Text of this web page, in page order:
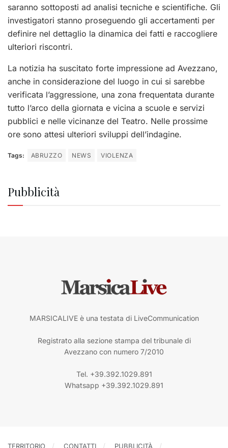
saranno sottoposti ad analisi tecniche e scientifiche. Gli
investigatori stanno proseguendo gli accertamenti per
definire nel dettaglio la dinamica dei fatti e raccogliere
ulteriori riscontri.
La notizia ha suscitato forte impressione ad Avezzano,
anche in considerazione del luogo in cui si sarebbe
verificata l’aggressione, una zona frequentata durante
tutto l’arco della giornata e vicina a scuole e servizi
pubblici e nelle vicinanze del Teatro. Nelle prossime
ore sono attesi ulteriori sviluppi dell’indagine.
Tags: ABRUZZO NEWS VIOLENZA
Pubblicità
MARSICALIVE è una testata di LiveCommunication
Registrato alla sezione stampa del tribunale di
Avezzano con numero 7/2010
Tel. +39.392.1029.891
Whatsapp +39.392.1029.891
TERRITORIO CONTATTI PUBBLICITÀ